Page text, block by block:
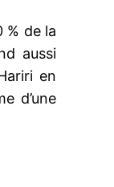
% de la
aussi
en
d’une